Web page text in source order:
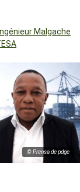
Malgache
© Prensa de pdge